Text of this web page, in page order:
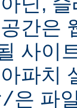
간은
사이
파치
은 파